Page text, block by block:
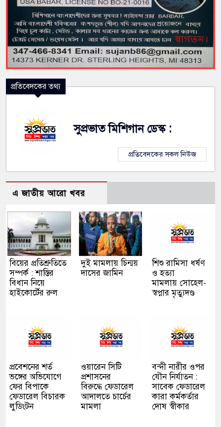
প্রতিবেদকের তথ্য
সুপ্রভাত মিশিগান ডেস্ক :
প্রতিবেদকের সকল নিউজ
এ জাতীয় আরো খবর
বিয়ের প্রতিশ্রুতিতে
সম্পর্ক : শাস্তির
বিধান নিয়ে
হাইকোর্টের রুল
দুই মামলায় চিন্ময়
দাসের জামিন
শিশু রামিসা ধর্ষণ
ও হত্যা
মামলায় সোহেল-
স্বপ্নার মৃত্যুদণ্ড
প্রবেশনের শর্ত
ভঙ্গের অভিযোগে
ফের বিপাকে
ফেডারেল বিচারক
লুডিংটন
ওয়ারেন সিটি
প্রশাসনের
বিরুদ্ধে ফেডারেল
আদালতে চার্চের
মামলা
বন্দী নারীর ওপর
যৌন নির্যাতন :
সাবেক ফেডারেল
কারা কর্মকর্তার
দোষ স্বীকার